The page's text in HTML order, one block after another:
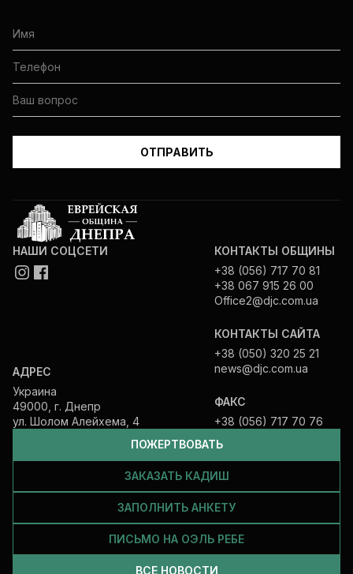
ПОЖЕРТВОВАТЬ
ЗАКАЗАТЬ КАДИШ
ЗАПОЛНИТЬ АНКЕТУ
ПИСЬМО НА ОЭЛЬ РЕБЕ
ВСЕ НОВОСТИ
НАШИ СОЦСЕТИ
АДРЕС
Украина
49000, г. Днепр
ул. Шолом Алейхема, 4
КОНТАКТЫ ОБЩИНЫ
+38 (056) 717 70 81
+38 067 915 26 00
Office2@djc.com.ua
КОНТАКТЫ САЙТА
+38 (050) 320 25 21
news@djc.com.ua
ФАКС
+38 (056) 717 70 76